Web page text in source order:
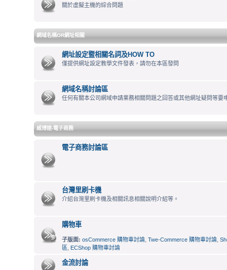
關於虛擬主機的綜合問題
網域名稱OR網址相關
網址設定暨相關名詞及HOW TO
僅提供網址設定教學文件發表，請勿在本區發問
網域名稱討論區
任何有關本公司網域申請業務相關問題之回答或其他網址疑問等要
威博達-電子商務
電子商務討論區
台灣里刷卡機
介紹台灣里刷卡機及相關訊息相關說明介紹等。
購物車
子版面: osCommerce 購物車討論 Twe-Commerce 購物車討論
區
ECShop 購物車討論
金流討論